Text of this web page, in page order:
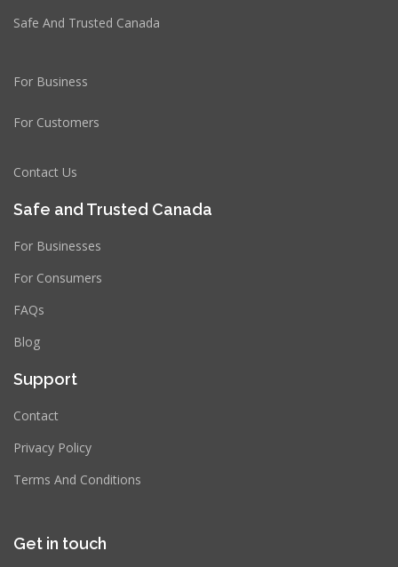
Safe And Trusted Canada
For Business
For Customers
Contact Us
Safe and Trusted Canada
For Businesses
For Consumers
FAQs
Blog
Support
Contact
Privacy Policy
Terms And Conditions
Get in touch